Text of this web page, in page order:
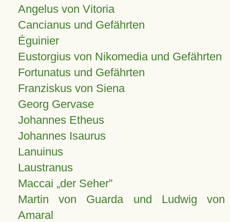
Angelus von Vitoria
Cancianus und Gefährten
Éguinier
Eustorgius von Nikomedia und Gefährten
Fortunatus und Gefährten
Franziskus von Siena
Georg Gervase
Johannes Etheus
Johannes Isaurus
Lanuinus
Laustranus
Maccai „der Seher”
Martin von Guarda und Ludwig von
Amaral